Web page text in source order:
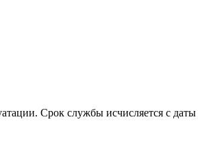
Срок службы исчисляется с даты